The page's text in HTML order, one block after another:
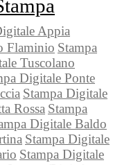
Appia
Flaminio Stampa
Tuscolano
Digitale Ponte
Stampa Digitale
Rossa Stampa
Digitale Baldo
Stampa Digitale
Stampa Digitale